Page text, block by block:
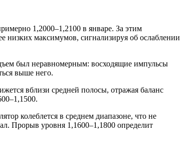
1,2000–1,2100 в январе. За этим
низких максимумов, сигнализируя об ослаблении
был неравномерным: восходящие импульсы
выше него.
вблизи средней полосы, отражая баланс
колеблется в среднем диапазоне, что не
Прорыв уровня 1,1600–1,1800 определит